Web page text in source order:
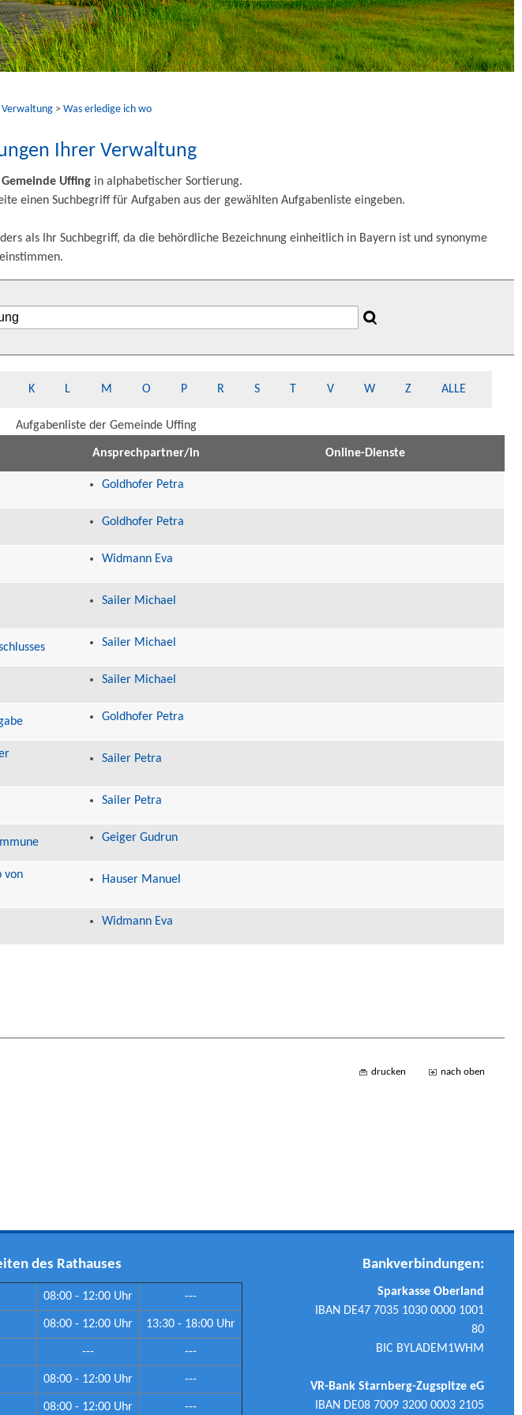
Verwaltung > Was erledige ich wo
Ihrer Verwaltung
Uffing in alphabetischer Sortierung.
einen Suchbegriff für Aufgaben aus der gewählten Aufgabenliste eingeben.
als Ihr Suchbegriff, da die behördliche Bezeichnung einheitlich in Bayern ist und synonyme
K L M O P R S T V W Z ALLE
Aufgabenliste der Gemeinde Uffing
Ansprechpartner/in Online-Dienste
Goldhofer Petra
Goldhofer Petra
Widmann Eva
Sailer Michael
Sailer Michael
Sailer Michael
Goldhofer Petra
Sailer Petra
Sailer Petra
Geiger Gudrun
von
Hauser Manuel
Widmann Eva
drucken nach oben
des Rathauses
08:00 - 12:00 Uhr ---
08:00 - 12:00 Uhr 13:30 - 18:00 Uhr
--- ---
08:00 - 12:00 Uhr ---
08:00 - 12:00 Uhr ---
Bankverbindungen:
Sparkasse Oberland
IBAN DE47 7035 1030 0000 1001
80
BIC BYLADEM1WHM
VR-Bank Starnberg-Zugspitze eG
IBAN DE08 7009 3200 0003 2105